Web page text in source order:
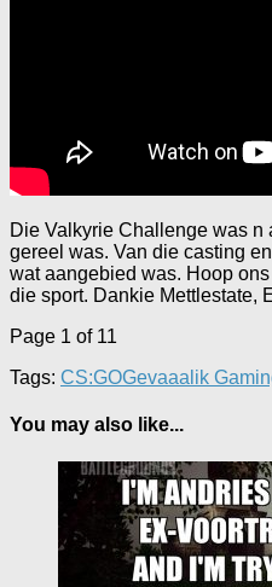
Die Valkyrie Challenge was n
gereel was. Van die casting
wat aangebied was. Hoop
die sport. Dankie Mettlestate,
Page 1 of 11
Tags: CS:GOGevaaalik
You may also like...